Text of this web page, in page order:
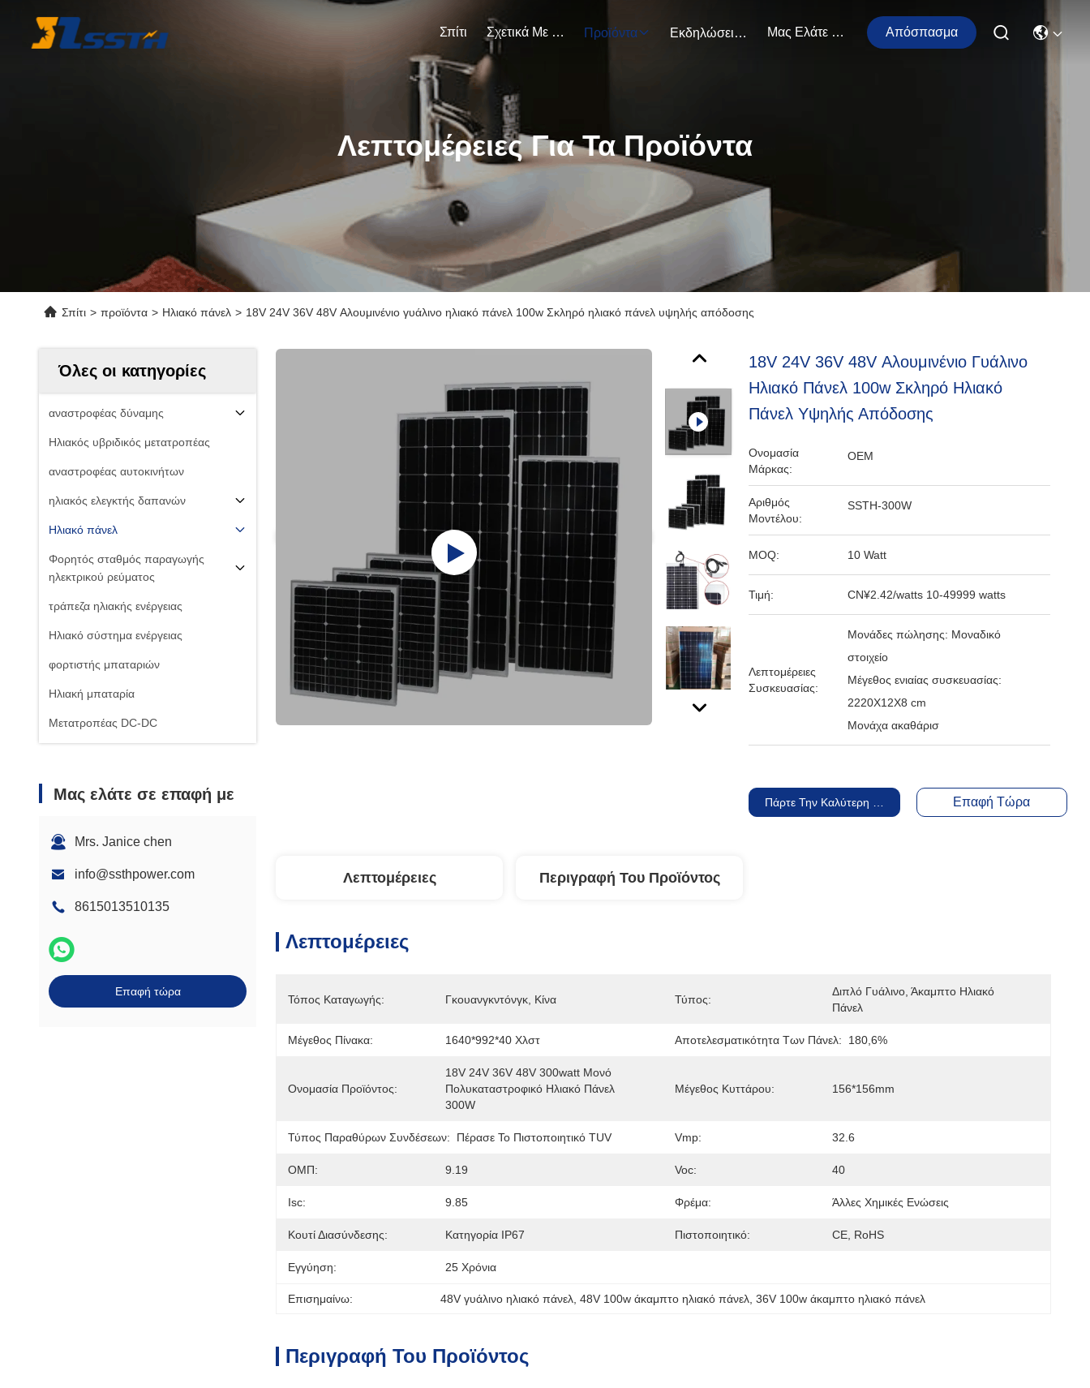
Σπίτι Σχετικά Με Εμάς Προϊόντα Εκδηλώσεις Μας Ελάτε Σε Επαφή Με Απόσπασμα
Λεπτομέρειες Για Τα Προϊόντα
Σπίτι > προϊόντα > Ηλιακό πάνελ > 18V 24V 36V 48V Αλουμινένιο γυάλινο ηλιακό πάνελ 100w Σκληρό ηλιακό πάνελ υψηλής απόδοσης
Όλες οι κατηγορίες
αναστροφέας δύναμης
Ηλιακός υβριδικός μετατροπέας
αναστροφέας αυτοκινήτων
ηλιακός ελεγκτής δαπανών
Ηλιακό πάνελ
Φορητός σταθμός παραγωγής
ηλεκτρικού ρεύματος
τράπεζα ηλιακής ενέργειας
Ηλιακό σύστημα ενέργειας
φορτιστής μπαταριών
Ηλιακή μπαταρία
Μετατροπέας DC-DC
Μας ελάτε σε επαφή με
Mrs. Janice chen
info@ssthpower.com
8615013510135
Επαφή τώρα
18V 24V 36V 48V Αλουμινένιο Γυάλινο
Ηλιακό Πάνελ 100w Σκληρό Ηλιακό
Πάνελ Υψηλής Απόδοσης
Ονομασία
Μάρκας:
OEM
Αριθμός
Μοντέλου:
SSTH-300W
MOQ: 10 Watt
Τιμή: CN¥2.42/watts 10-49999 watts
Λεπτομέρειες
Συσκευασίας:
Μονάδες πώλησης: Μοναδικό
στοιχείο
Μέγεθος ενιαίας συσκευασίας:
2220X12X8 cm
Μονάχα ακαθάρισ
Πάρτε Την Καλύτερη Τιμή Επαφή Τώρα
Λεπτομέρειες Περιγραφή Του Προϊόντος
Λεπτομέρειες
Τόπος Καταγωγής: Γκουανγκντόνγκ, Κίνα Τύπος:
Διπλό Γυάλινο, Άκαμπτο Ηλιακό
Πάνελ
Μέγεθος Πίνακα: 1640*992*40 Χλστ Αποτελεσματικότητα Των Πάνελ: 180,6%
Ονομασία Προϊόντος:
18V 24V 36V 48V 300watt Μονό
Πολυκαταστροφικό Ηλιακό Πάνελ
300W
Μέγεθος Κυττάρου: 156*156mm
Τύπος Παραθύρων Συνδέσεων: Πέρασε Το Πιστοποιητικό TUV Vmp: 32.6
ΟΜΠ: 9.19 Voc: 40
Isc: 9.85 Φρέμα: Άλλες Χημικές Ενώσεις
Κουτί Διασύνδεσης: Κατηγορία IP67 Πιστοποιητικό: CE, RoHS
Εγγύηση: 25 Χρόνια
Επισημαίνω: 48V γυάλινο ηλιακό πάνελ , 48V 100w άκαμπτο ηλιακό πάνελ , 36V 100w άκαμπτο ηλιακό πάνελ
Περιγραφή Του Προϊόντος